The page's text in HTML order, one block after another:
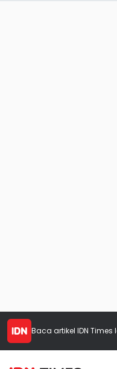
Baca artikel IDN Times